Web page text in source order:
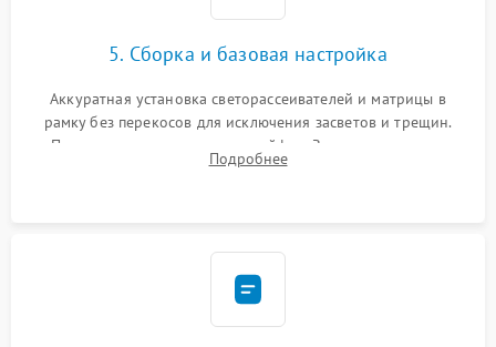
5. Сборка и базовая настройка
Аккуратная установка светорассеивателей и матрицы в
рамку без перекосов для исключения засветов и трещин.
Подключение внутренних шлейфов. Закрытие корпуса.
Сброс настроек и обновление программного обеспечения.
Подробнее